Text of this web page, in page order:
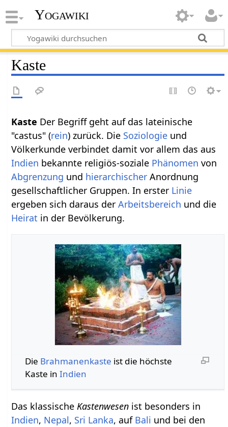
Yogawiki
Kaste
Kaste Der Begriff geht auf das lateinische
"castus" (rein) zurück. Die Soziologie und
Völkerkunde verbindet damit vor allem das aus
Indien bekannte religiös-soziale Phänomen von
Abgrenzung und hierarchischer Anordnung
gesellschaftlicher Gruppen. In erster Linie
ergeben sich daraus derArbeitsbereich und die
Heirat in der Bevölkerung.
Die Brahmanenkaste ist die höchste
Kaste in Indien
Das klassischeKastenwesen ist besonders in
Indien, Nepal, Sri Lanka, auf Bali und bei den